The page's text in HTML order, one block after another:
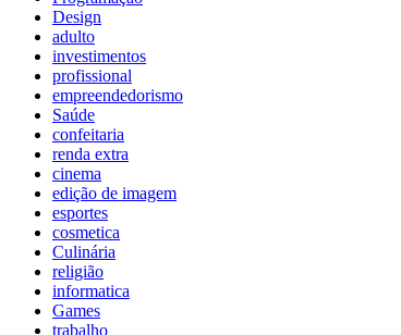
Design
adulto
investimentos
profissional
empreendedorismo
Saúde
confeitaria
renda extra
cinema
edição de imagem
esportes
cosmetica
Culinária
religião
informatica
Games
trabalho